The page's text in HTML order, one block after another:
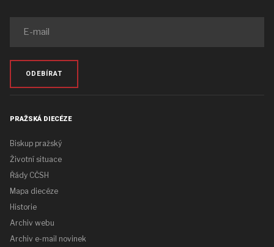
ODEBÍRAT
PRAŽSKÁ DIECÉZE
Biskup pražský
Životní situace
Řády CČSH
Mapa diecéze
Historie
Archiv webu
Archiv e-mail novinek